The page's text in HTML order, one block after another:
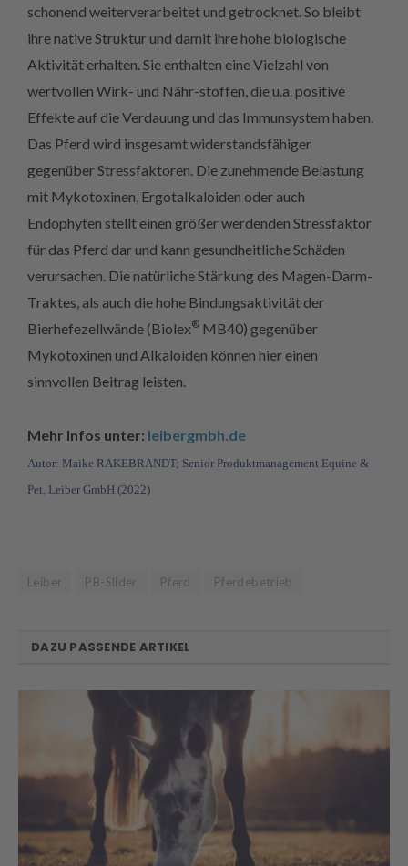
schonend weiterverarbeitet und getrocknet. So bleibt
ihre native Struktur und damit ihre hohe biologische
Aktivität erhalten. Sie enthalten eine Vielzahl von
wertvollen Wirk- und Nähr-stoffen, die u.a. positive
Effekte auf die Verdauung und das Immunsystem haben.
Das Pferd wird insgesamt widerstandsfähiger
gegenüber Stressfaktoren. Die zunehmende Belastung
mit Mykotoxinen, Ergotalkaloiden oder auch
Endophyten stellt einen größer werdenden Stressfaktor
für das Pferd dar und kann gesundheitliche Schäden
verursachen. Die natürliche Stärkung des Magen-Darm-
Traktes, als auch die hohe Bindungsaktivität der
Bierhefezellwände (Biolex® MB40) gegenüber
Mykotoxinen und Alkaloiden können hier einen
sinnvollen Beitrag leisten.
Mehr Infos unter: leibergmbh.de
Autor: Maike RAKEBRANDT; Senior Produktmanagement Equine &
Pet, Leiber GmbH (2022)
Leiber PB-Slider Pferd Pferdebetrieb
DAZU PASSENDE ARTIKEL